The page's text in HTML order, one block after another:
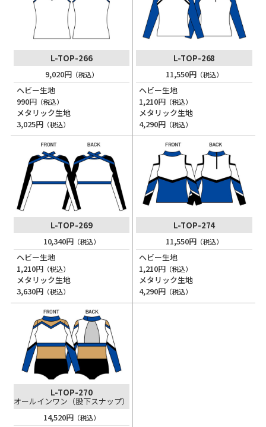
L-TOP-266
9,020円（税込）
ヘビー生地
990円（税込）
メタリック生地
3,025円（税込）
L-TOP-268
11,550円 （税込）
ヘビー生地
1,210円（税込）
メタリック生地
4,290円（税込）
L-TOP-269
10,340円 （税込）
ヘビー生地
1,210円（税込）
メタリック生地
3,630円（税込）
L-TOP-274
11,550円 （税込）
ヘビー生地
1,210円（税込）
メタリック生地
4,290円（税込）
L-TOP-270
オールインワン（股下スナップ）
14,520円 （税込）